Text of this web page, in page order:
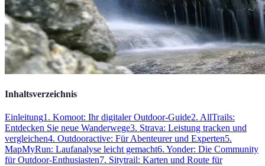
Inhaltsverzeichnis
Einleitung1. Komoot: Ihr digitaler Outdoor-Guide2. AllTrails:
Entdecken Sie neue Wanderwege3. Strava: Leistung tracken und
vergleichen4. Outdooractive: Für Abenteurer und Experten5.
MapMyRun: Laufanalyse leicht gemacht6. Yonder: Die Community
für Outdoor-Enthusiasten7. Sitytrail: Karten und Route für